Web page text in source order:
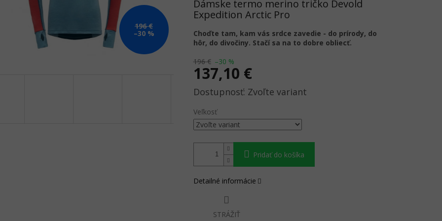
196 €
–30 %
196 € –30 %
137,10 €
Jednotková
Zvoľte variant
Veľkosť
Pridať do košíka
Dámske termo merino tričko Devold
Expedition Arctic Pro
Choďte tam, kam vás srdce zavedie - do prírody, do
hôr, do divočiny. Stačí sa na to dobre obliecť.
Detailné informácie
STRÁŽIŤ